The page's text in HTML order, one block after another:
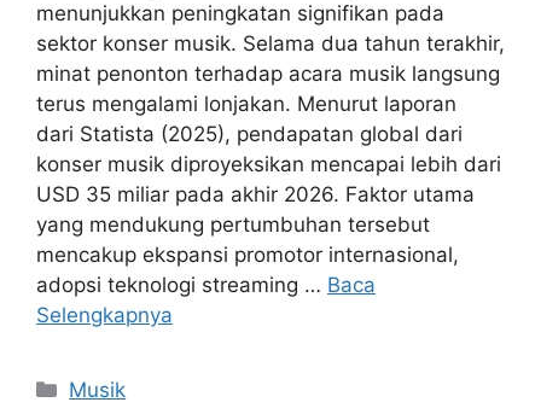
menunjukkan peningkatan signifikan pada
sektor konser musik. Selama dua tahun terakhir,
minat penonton terhadap acara musik langsung
terus mengalami lonjakan. Menurut laporan
dari Statista (2025), pendapatan global dari
konser musik diproyeksikan mencapai lebih dari
USD 35 miliar pada akhir 2026. Faktor utama
yang mendukung pertumbuhan tersebut
mencakup ekspansi promotor internasional,
adopsi teknologi streaming … Baca
Selengkapnya
Kategori
Musik